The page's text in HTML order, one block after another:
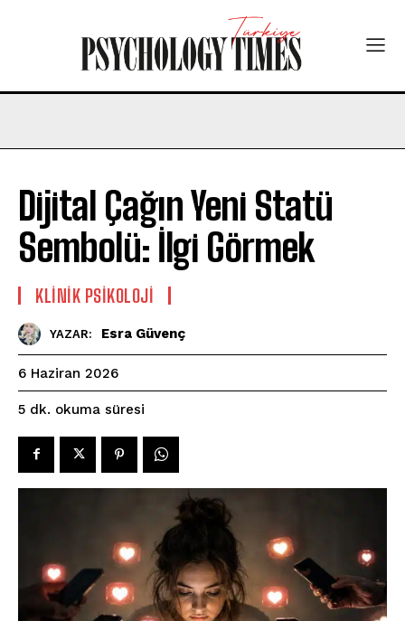
Dijital Çağın Yeni Statü
Sembolü: İlgi Görmek
KLINIK PSIKOLOJI
YAZAR: Esra Güvenç
6 Haziran 2026
5 dk. okuma süresi